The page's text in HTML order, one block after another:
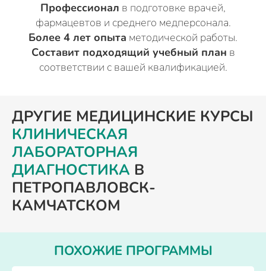
Профессионал в подготовке врачей,
фармацевтов и среднего медперсонала.
Более 4 лет опыта методической работы.
Составит подходящий учебный план в
соответствии с вашей квалификацией.
ДРУГИЕ МЕДИЦИНСКИЕ КУРСЫ
КЛИНИЧЕСКАЯ
ЛАБОРАТОРНАЯ
ДИАГНОСТИКА В
ПЕТРОПАВЛОВСК-
КАМЧАТСКОМ
ПОХОЖИЕ ПРОГРАММЫ